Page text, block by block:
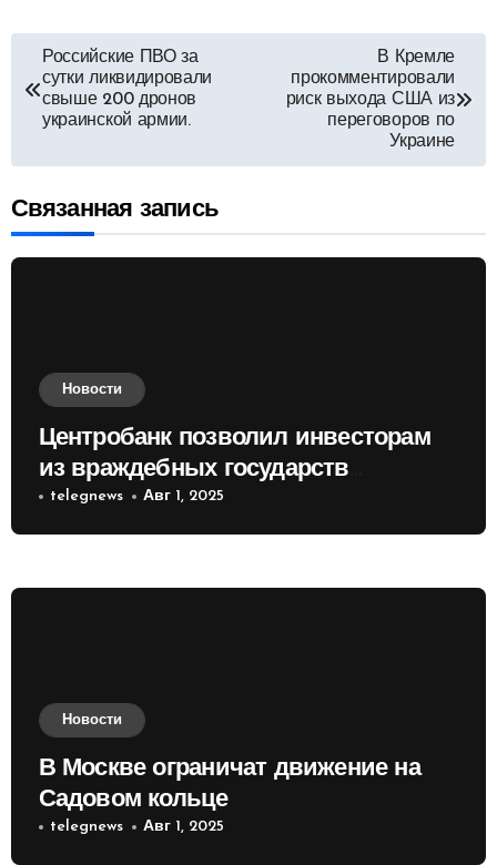
Навигация
по
Российские ПВО за
сутки ликвидировали
свыше 200 дронов
украинской армии.
В Кремле
прокомментировали
риск выхода США из
переговоров по
Украине
Связанная запись
Новости
Центробанк позволил инвесторам
из враждебных государств
приобретать валюту
telegnews Авг 1, 2025
Новости
В Москве ограничат движение на
Садовом кольце
telegnews Авг 1, 2025